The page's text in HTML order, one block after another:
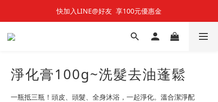
快加入LINE@好友  享100元優惠金
快加入LINE@好友  享100元優惠金
七夕對對碰 🌹 雙雙對對66折
淨化膏100g~洗髮去油蓬鬆
一瓶抵三瓶！頭皮、頭髮、全身沐浴，一起淨化。溫合潔淨配